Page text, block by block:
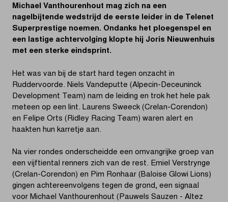
Michael Vanthourenhout mag zich na een
nagelbijtende wedstrijd de eerste leider in de Telenet
Superprestige noemen. Ondanks het ploegenspel en
een lastige achtervolging klopte hij Joris Nieuwenhuis
met een sterke eindsprint.
Het was van bij de start hard tegen onzacht in
Ruddervoorde. Niels Vandeputte (Alpecin-Deceuninck
Development Team) nam de leiding en trok het hele pak
meteen op een lint. Laurens Sweeck (Crelan-Corendon)
en Felipe Orts (Ridley Racing Team) waren alert en
haakten hun karretje aan.
Na vier rondes onderscheidde een omvangrijke groep van
een vijftiental renners zich van de rest. Emiel Verstrynge
(Crelan-Corendon) en Pim Ronhaar (Baloise Glowi Lions)
gingen achtereenvolgens tegen de grond, een signaal
voor Michael Vanthourenhout (Pauwels Sauzen - Altez